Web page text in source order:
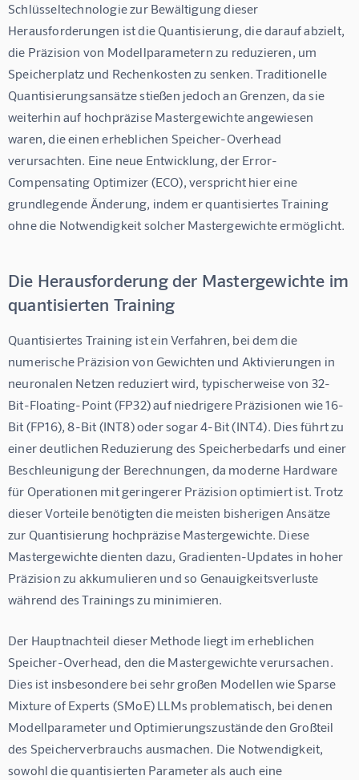
Schlüsseltechnologie zur Bewältigung dieser
Herausforderungen ist die Quantisierung, die darauf abzielt,
die Präzision von Modellparametern zu reduzieren, um
Speicherplatz und Rechenkosten zu senken. Traditionelle
Quantisierungsansätze stießen jedoch an Grenzen, da sie
weiterhin auf hochpräzise Mastergewichte angewiesen
waren, die einen erheblichen Speicher-Overhead
verursachten. Eine neue Entwicklung, der Error-
Compensating Optimizer (ECO), verspricht hier eine
grundlegende Änderung, indem er quantisiertes Training
ohne die Notwendigkeit solcher Mastergewichte ermöglicht.
Die Herausforderung der Mastergewichte im
quantisierten Training
Quantisiertes Training ist ein Verfahren, bei dem die
numerische Präzision von Gewichten und Aktivierungen in
neuronalen Netzen reduziert wird, typischerweise von 32-
Bit-Floating-Point (FP32) auf niedrigere Präzisionen wie 16-
Bit (FP16), 8-Bit (INT8) oder sogar 4-Bit (INT4). Dies führt zu
einer deutlichen Reduzierung des Speicherbedarfs und einer
Beschleunigung der Berechnungen, da moderne Hardware
für Operationen mit geringerer Präzision optimiert ist. Trotz
dieser Vorteile benötigten die meisten bisherigen Ansätze
zur Quantisierung hochpräzise Mastergewichte. Diese
Mastergewichte dienten dazu, Gradienten-Updates in hoher
Präzision zu akkumulieren und so Genauigkeitsverluste
während des Trainings zu minimieren.
Der Hauptnachteil dieser Methode liegt im erheblichen
Speicher-Overhead, den die Mastergewichte verursachen.
Dies ist insbesondere bei sehr großen Modellen wie Sparse
Mixture of Experts (SMoE) LLMs problematisch, bei denen
Modellparameter und Optimierungszustände den Großteil
des Speicherverbrauchs ausmachen. Die Notwendigkeit,
sowohl die quantisierten Parameter als auch eine